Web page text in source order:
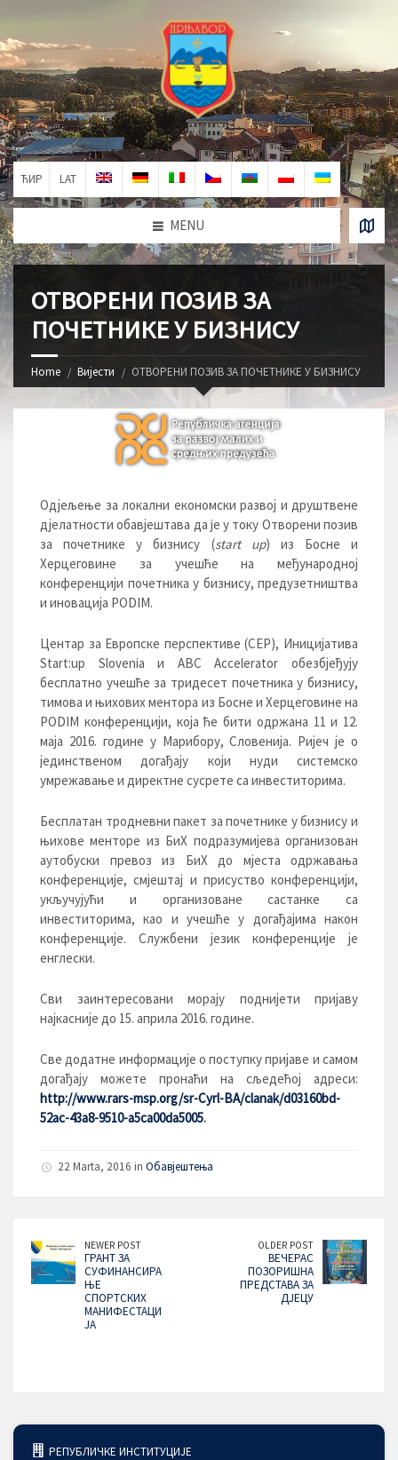
ЋИР LAT
MENU
ОТВОРЕНИ ПОЗИВ ЗА
ПОЧЕТНИКЕ У БИЗНИСУ
Home Вијести ОТВОРЕНИ ПОЗИВ ЗА ПОЧЕТНИКЕ У БИЗНИСУ
Одјељење за локални економски развој и друштвене
дјелатности обавјештава да je у току Отворени позив
за почетнике у бизнису (start up) из Босне и
Херцеговине за учешће на међународној
конференцији почетника у бизнису, предузетништва
и иновација PODIM.
Центар за Европске перспективе (CEP), Иницијатива
Start:up Slovenia и ABC Accelerator обезбјеђују
бесплатно учешће за тридесет почетника у бизнису,
тимова и њихових ментора из Босне и Херцеговине на
PODIM конференцији, која ће бити одржана 11 и 12.
маја 2016. године у Марибору, Словенија. Ријеч је о
јединственом догађају који нуди системско
умрежавање и директне сусрете са инвеститорима.
Бесплатан тродневни пакет за почетнике у бизнису и
њихове менторе из БиХ подразумијева организован
аутобуски превоз из БиХ до мјеста одржавања
конференције, смјештај и присуство конференцији,
укључујући и организоване састанке са
инвеститорима, као и учешће у догађајима након
конференције. Службени језик конференције је
енглески.
Сви заинтересовани морају поднијети пријаву
најкасније до 15. априла 2016. године.
Све додатне информације о поступку пријаве и самом
догађају можете пронаћи на сљедећој адреси:
http://www.rars-msp.org/sr-Cyrl-BA/clanak/d03160bd-
52ac-43a8-9510-a5ca00da5005.
22 Marta, 2016 in Обавјештења
NEWER POST
ГРАНТ ЗА
СУФИНАНСИРА
ЊЕ
СПОРТСКИХ
МАНИФЕСТАЦИ
ЈА
OLDER POST
ВЕЧЕРАС
ПОЗОРИШНА
ПРЕДСТАВА ЗА
ДЈЕЦУ
РЕПУБЛИЧКЕ ИНСТИТУЦИЈЕ